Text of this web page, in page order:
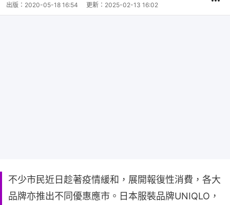
出版： 2020-05-18 16:54 更新： 2025-02-13 16:02
不少市民近日趁著疫情緩和，展開報復性消費，各大
品牌亦推出不同優惠應市。日本服裝品牌UNIQLO，